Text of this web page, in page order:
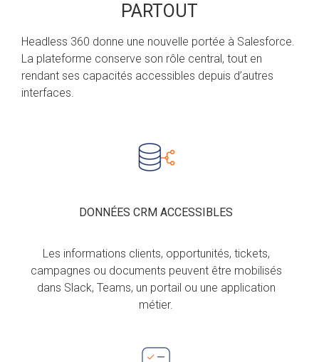
PARTOUT
Headless 360 donne une nouvelle portée à Salesforce.
La plateforme conserve son rôle central, tout en
rendant ses capacités accessibles depuis d’autres
interfaces.
DONNÉES CRM ACCESSIBLES
Les informations clients, opportunités, tickets,
campagnes ou documents peuvent être mobilisés
dans Slack, Teams, un portail ou une application
métier.